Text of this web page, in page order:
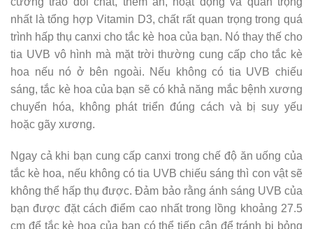
nhất là tổng hợp Vitamin D3, chất rất quan trọng trong quá
trình hấp thụ canxi cho tắc kè hoa của bạn. Nó thay thế cho
tia UVB vô hình mà mặt trời thường cung cấp cho tắc kè
hoa nếu nó ở bên ngoài. Nếu không có tia UVB chiếu
sáng, tắc kè hoa của bạn sẽ có khả năng mắc bệnh xương
chuyển hóa, không phát triển đúng cách và bị suy yếu
hoặc gãy xương.
Ngay cả khi bạn cung cấp canxi trong chế độ ăn uống của
tắc kè hoa, nếu không có tia UVB chiếu sáng thì con vật sẽ
không thể hấp thụ được. Đảm bảo rằng ánh sáng UVB của
bạn được đặt cách điểm cao nhất trong lồng khoảng 27.5
cm để tắc kè hoa của bạn có thể tiếp cận để tránh bị bỏng